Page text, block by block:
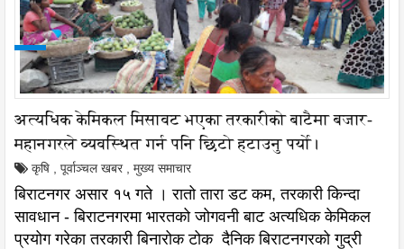
अत्यधिक केमिकल मिसावट भएका तरकारीको बाटैमा बजार-
महानगरले व्यवस्थित गर्न पनि छिटो हटाउनु पर्यो।
कृषि पूर्वाञ्चल खबर मुख्य समाचार
बिराटनगर असार १५ गते । रातो तारा डट कम, तरकारी किन्दा
सावधान - बिराटनगरमा भारतको जोगवनी बाट अत्यधिक केमिकल
प्रयोग गरेका तरकारी बिनारोक टोक दैनिक बिराटनगरको गुद्री